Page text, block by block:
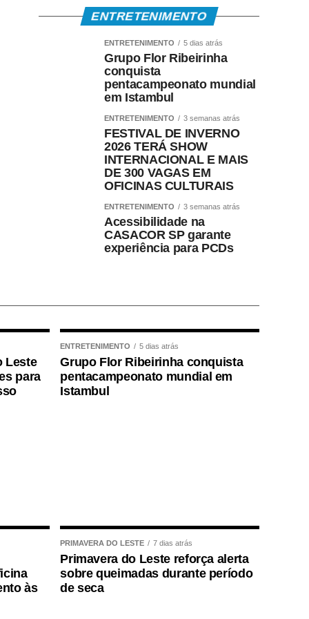
ENTRETENIMENTO
ENTRETENIMENTO 5 dias atrás
Grupo Flor Ribeirinha
conquista
pentacampeonato mundial
em Istambul
ENTRETENIMENTO 3 semanas atrás
FESTIVAL DE INVERNO
2026 TERÁ SHOW
INTERNACIONAL E MAIS
DE 300 VAGAS EM
OFICINAS CULTURAIS
ENTRETENIMENTO 3 semanas atrás
Acessibilidade na
CASACOR SP garante
experiência para PCDs
Leste
para
ENTRETENIMENTO 5 dias atrás
Grupo Flor Ribeirinha conquista
pentacampeonato mundial em
Istambul
às
PRIMAVERA DO LESTE 7 dias atrás
Primavera do Leste reforça alerta
sobre queimadas durante período
de seca